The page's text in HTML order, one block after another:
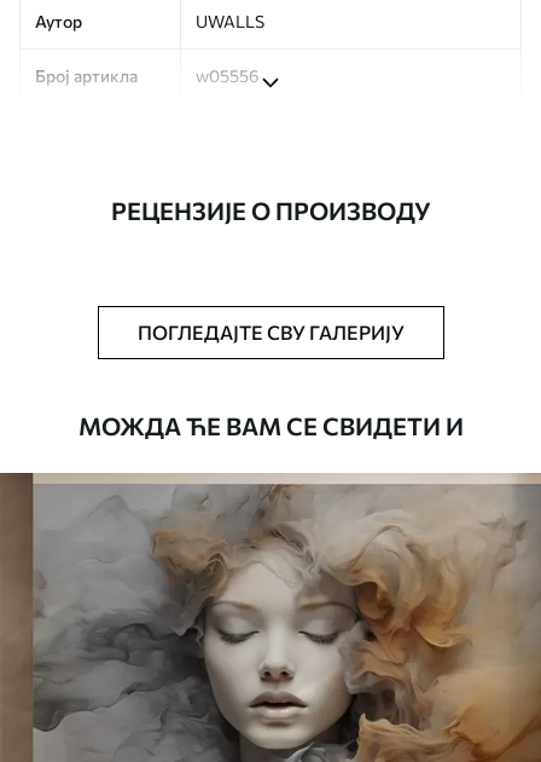
Аутор UWALLS
Број артикла w05556
Тапета се може нежно очистити меким
сунђером. Позадине са завршном
водом.
Доступни материјали
Стандард
4472 .422683.45 RSD /m²
Премиум
.00 .00 RSD/m²
РЕЦЕНЗИЈЕ О ПРОИЗВОДУ
ПОГЛЕДАЈТЕ СВУ ГАЛЕРИЈУ
МОЖДА ЋЕ ВАМ СЕ СВИДЕТИ И